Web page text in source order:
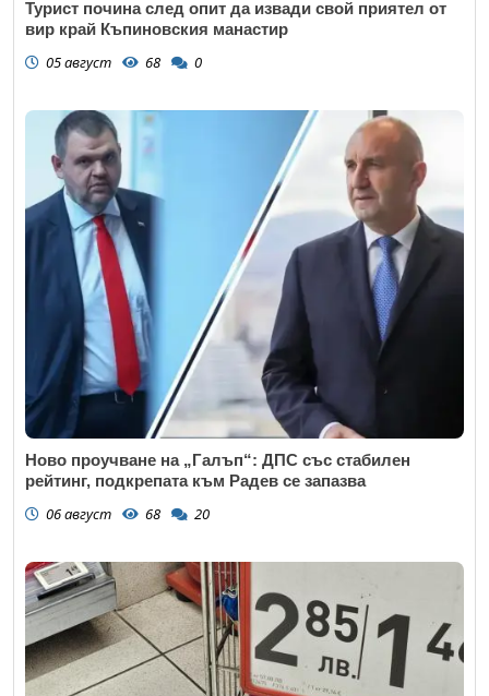
Турист почина след опит да извади свой приятел от
вир край Къпиновския манастир
05 август 68 0
Ново проучване на „Галъп“: ДПС със стабилен
рейтинг, подкрепата към Радев се запазва
06 август 68 20